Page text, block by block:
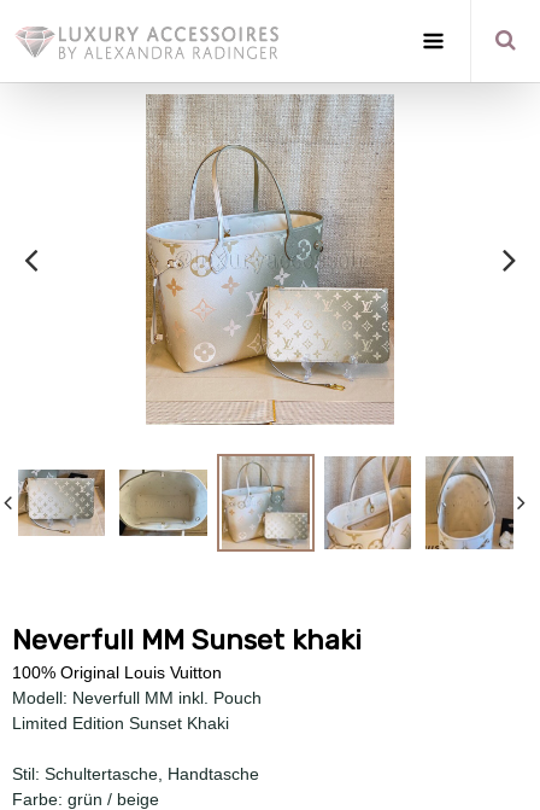
Neverfull MM Sunset khaki
100% Original Louis Vuitton
Modell: Neverfull MM inkl. Pouch
Limited Edition Sunset Khaki
Stil: Schultertasche, Handtasche
Farbe: grün / beige